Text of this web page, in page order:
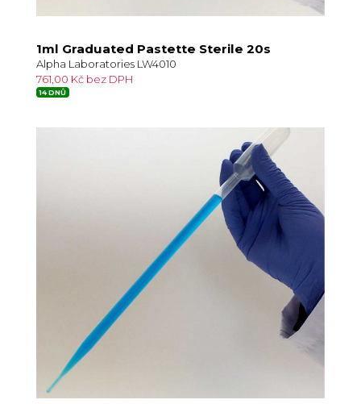
1ml Graduated Pastette Sterile 20s
Alpha Laboratories LW4010
761,00 Kč bez DPH
14 DNŮ